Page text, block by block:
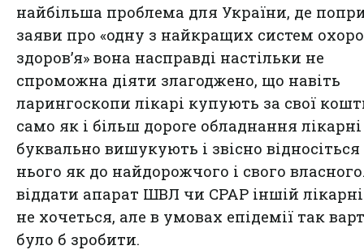
найбільша проблема для України, де
заяви про «одну з найкращих систем
здоров’я» вона насправді настільки не
спроможна діяти злагоджено, що навіть
ларингоскопи лікарі купують за свої
само як і більш дороге обладнання лікарні
буквально вишукують і звісно відносіться
нього як до найдорожчого і свого
віддати апарат ШВЛ чи CPAP іншій
не хочеться, але в умовах епідемії так
було б зробити.